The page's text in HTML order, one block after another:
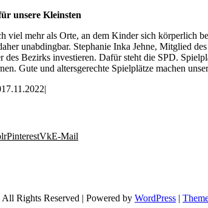
unsere Kleinsten
viel mehr als Orte, an dem Kinder sich körperlich
unabdingbar. Stephanie Inka Jehne, Mitglied
Bezirks investieren. Dafür steht die SPD.
Gute und altersgerechte Spielplätze machen
17.11.2022|
PinterestVkE-Mail
Rights Reserved | Powered by WordPress |